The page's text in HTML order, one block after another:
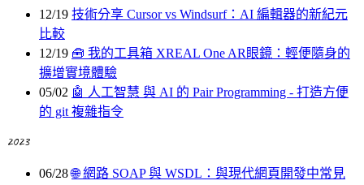
12/19 技術分享 Cursor vs Windsurf：AI 編輯器的新紀元
比較
12/19 🧰️ 我的工具箱 XREAL One AR眼鏡：輕便隨身的
擴增實境體驗
05/02 🤖 人工智慧 與 AI 的 Pair Programming - 打造方便
的 git 複雜指令
2023
06/28🌐 網路 SOAP 與 WSDL：與現代網頁開發中常見